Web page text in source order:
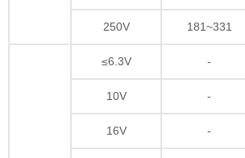
250V 181~331
≤6.3V -
10V -
16V -